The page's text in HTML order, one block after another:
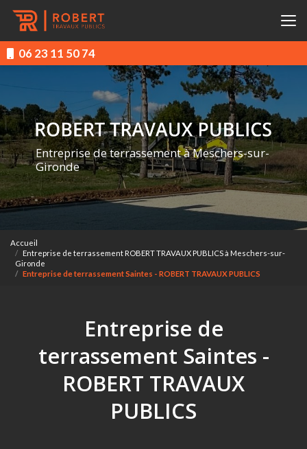
contenu
principal
06 23 11 50 74
Entreprise de terrassement à Meschers-sur-
Gironde
Accueil
Entreprise de terrassement ROBERT TRAVAUX PUBLICS à Meschers-sur-
Gironde
Entreprise de terrassement Saintes - ROBERT TRAVAUX PUBLICS
Entreprise de
terrassement Saintes -
ROBERT TRAVAUX
PUBLICS